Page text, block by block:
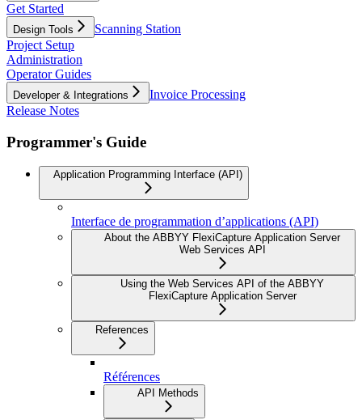
Get Started
Design Tools
Scanning Station
Project Setup
Administration
Operator Guides
Developer & Integrations
Invoice Processing
Release Notes
Programmer's Guide
Application Programming Interface (API)
Interface de programmation d’applications (API)
About the ABBYY FlexiCapture Application Server
Web Services API
Using the Web Services API of the ABBYY
FlexiCapture Application Server
References
Références
API Methods